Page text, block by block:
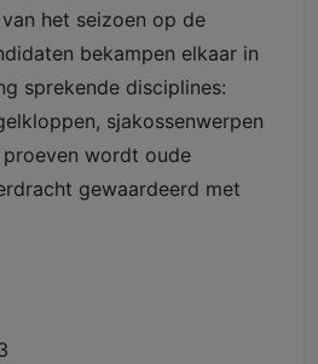
het seizoen op de
bekampen elkaar in
sprekende disciplines:
sjakossenwerpen
proeven wordt oude
gewaardeerd met